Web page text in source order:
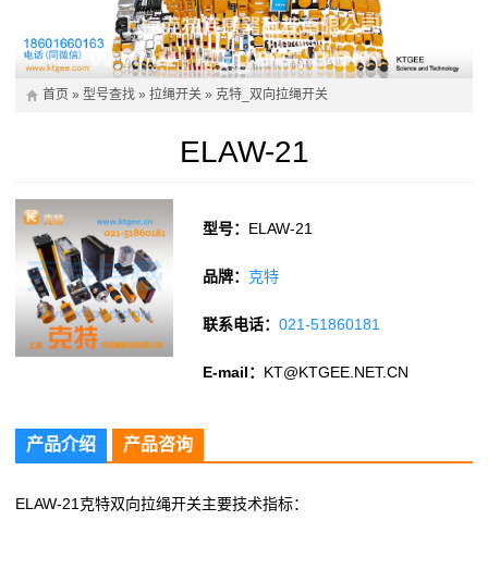
首页 » 型号查找 » 拉绳开关 » 克特_双向拉绳开关
ELAW-21
型号： ELAW-21
品牌： 克特
联系电话：021-51860181
E-mail： KT@KTGEE.NET.CN
产品介绍 产品咨询
ELAW-21克特双向拉绳开关主要技术指标：